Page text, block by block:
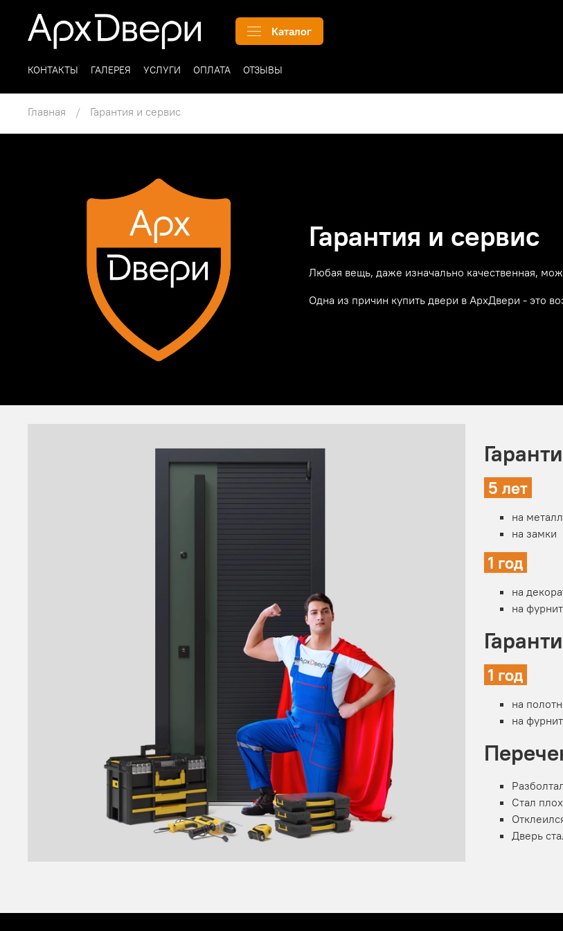
Каталог
КОНТАКТЫ ГАЛЕРЕЯ УСЛУГИ ОПЛАТА ОТЗЫВЫ
Главная Гарантия и сервис
Гарантия и сервис
Любая вещь, даже изначально качественная,
Одна из причин купить двери в АрхДвери - это
5 лет
на
на замки
1 год
на
на
1 год
на
на
Стал
Дверь